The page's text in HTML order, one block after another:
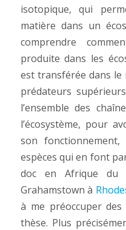
isotopique, qui
matière dans un
comprendre
produite dans les
est transférée dans le
prédateurs
l’ensemble des
l’écosystème, pour
son
espèces qui en font
doc en Afrique du
Grahamstown à
à me préoccuper des
thèse. Plus